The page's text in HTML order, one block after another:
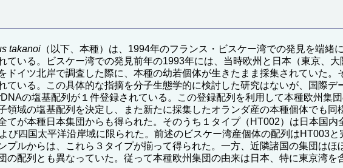
takanoi （以下、本種）は、1994年のフランス・ビスケー湾での発見を端緒
ている。ビスケー湾での発見前年の1993年には、当時欧州と日本（東京、
イツ北岸で調査した際に、本種の幼若個体が生きたまま採集されていた。
ている。この具体的な指摘を分子生態学的に検討した研究はないが、国際デ
の塩基配列が１件登録されている。この登録配列を利用して本種欧州集
領域の塩基配列を決定し、また新たに採集したオランダ産の本種個体でも同
が本種日本集団からも得られた。そのうち１タイプ（HT002）は日本国内
び四国太平洋沿岸域に限られた。前述のビスケー湾産個体の配列はHT003
ルからは、これら３タイプが揃って得られた。一方、近隣諸国の集団はほ
の配列とも異なっていた。従って本種欧州集団の由来は日本、特に東京湾を